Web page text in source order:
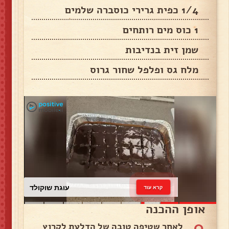
1/4 כפית גרירי כוסברה שלמים
1 כוס מים רותחים
שמן זית בנדיבות
מלח גס ופלפל שחור גרוס
עוגת שוקולד קרא עוד
אופן ההכנה
לאחר שטיפה טובה של הדלעת לקרוץ